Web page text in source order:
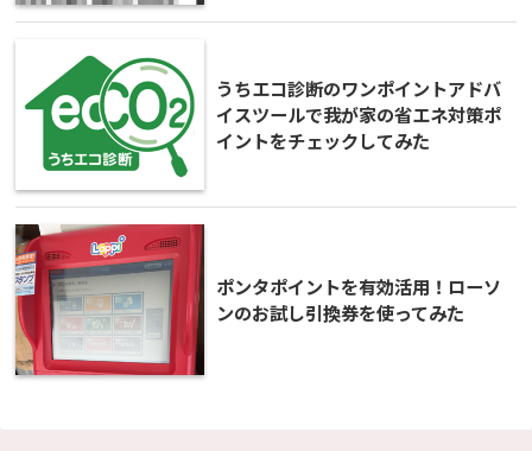
うちエコ診断のワンポイントアドバ
イスツールで我が家の省エネ対策ポ
イントをチェックしてみた
ポンタポイントを有効活用！ローソ
ンのお試し引換券を使ってみた